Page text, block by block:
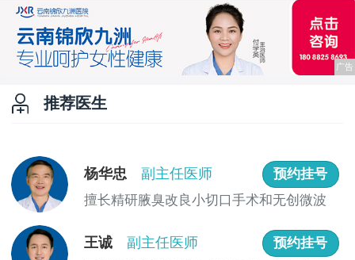
推荐医生
杨华忠 副主任医师
预约挂号
擅长精研腋臭改良小切口手术和无创微波
王诚 副主任医师
预约挂号